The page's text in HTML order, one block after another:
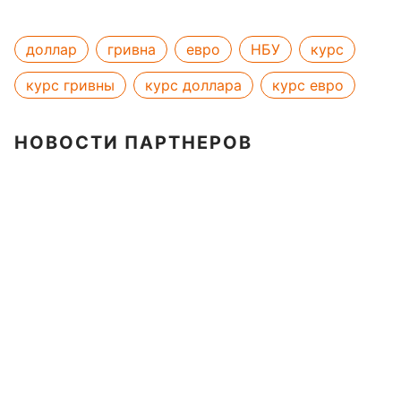
доллар гривна евро НБУ
курс
курс гривны
курс доллара курс евро
НОВОСТИ ПАРТНЕРОВ